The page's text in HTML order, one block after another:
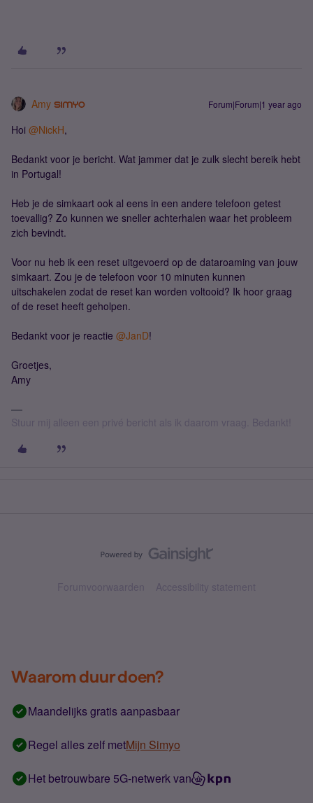
Amy Forum|Forum|1 year ago
Hoi ​ @NickH,
Bedankt voor je bericht. Wat jammer dat je zulk slecht bereik hebt
in Portugal!
Heb je de simkaart ook al eens in een andere telefoon getest
toevallig? Zo kunnen we sneller achterhalen waar het probleem
zich bevindt.
Voor nu heb ik een reset uitgevoerd op de dataroaming van jouw
simkaart. Zou je de telefoon voor 10 minuten kunnen
uitschakelen zodat de reset kan worden voltooid? Ik hoor graag
of de reset heeft geholpen.
Bedankt voor je reactie ​ @JanD!
Groetjes,
Amy
Stuur mij alleen een privé bericht als ik daarom vraag. Bedankt!
Forumvoorwaarden Accessibility statement
Waarom duur doen?
Maandelijks gratis aanpasbaar
Regel alles zelf metMijn Simyo
Het betrouwbare 5G-netwerk van